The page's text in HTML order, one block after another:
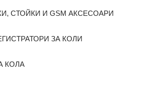
СТОЙКИ И GSM АКСЕСОАРИ
ЗА КОЛИ
КОЛА